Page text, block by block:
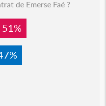
de Emerse Faé ?
51%